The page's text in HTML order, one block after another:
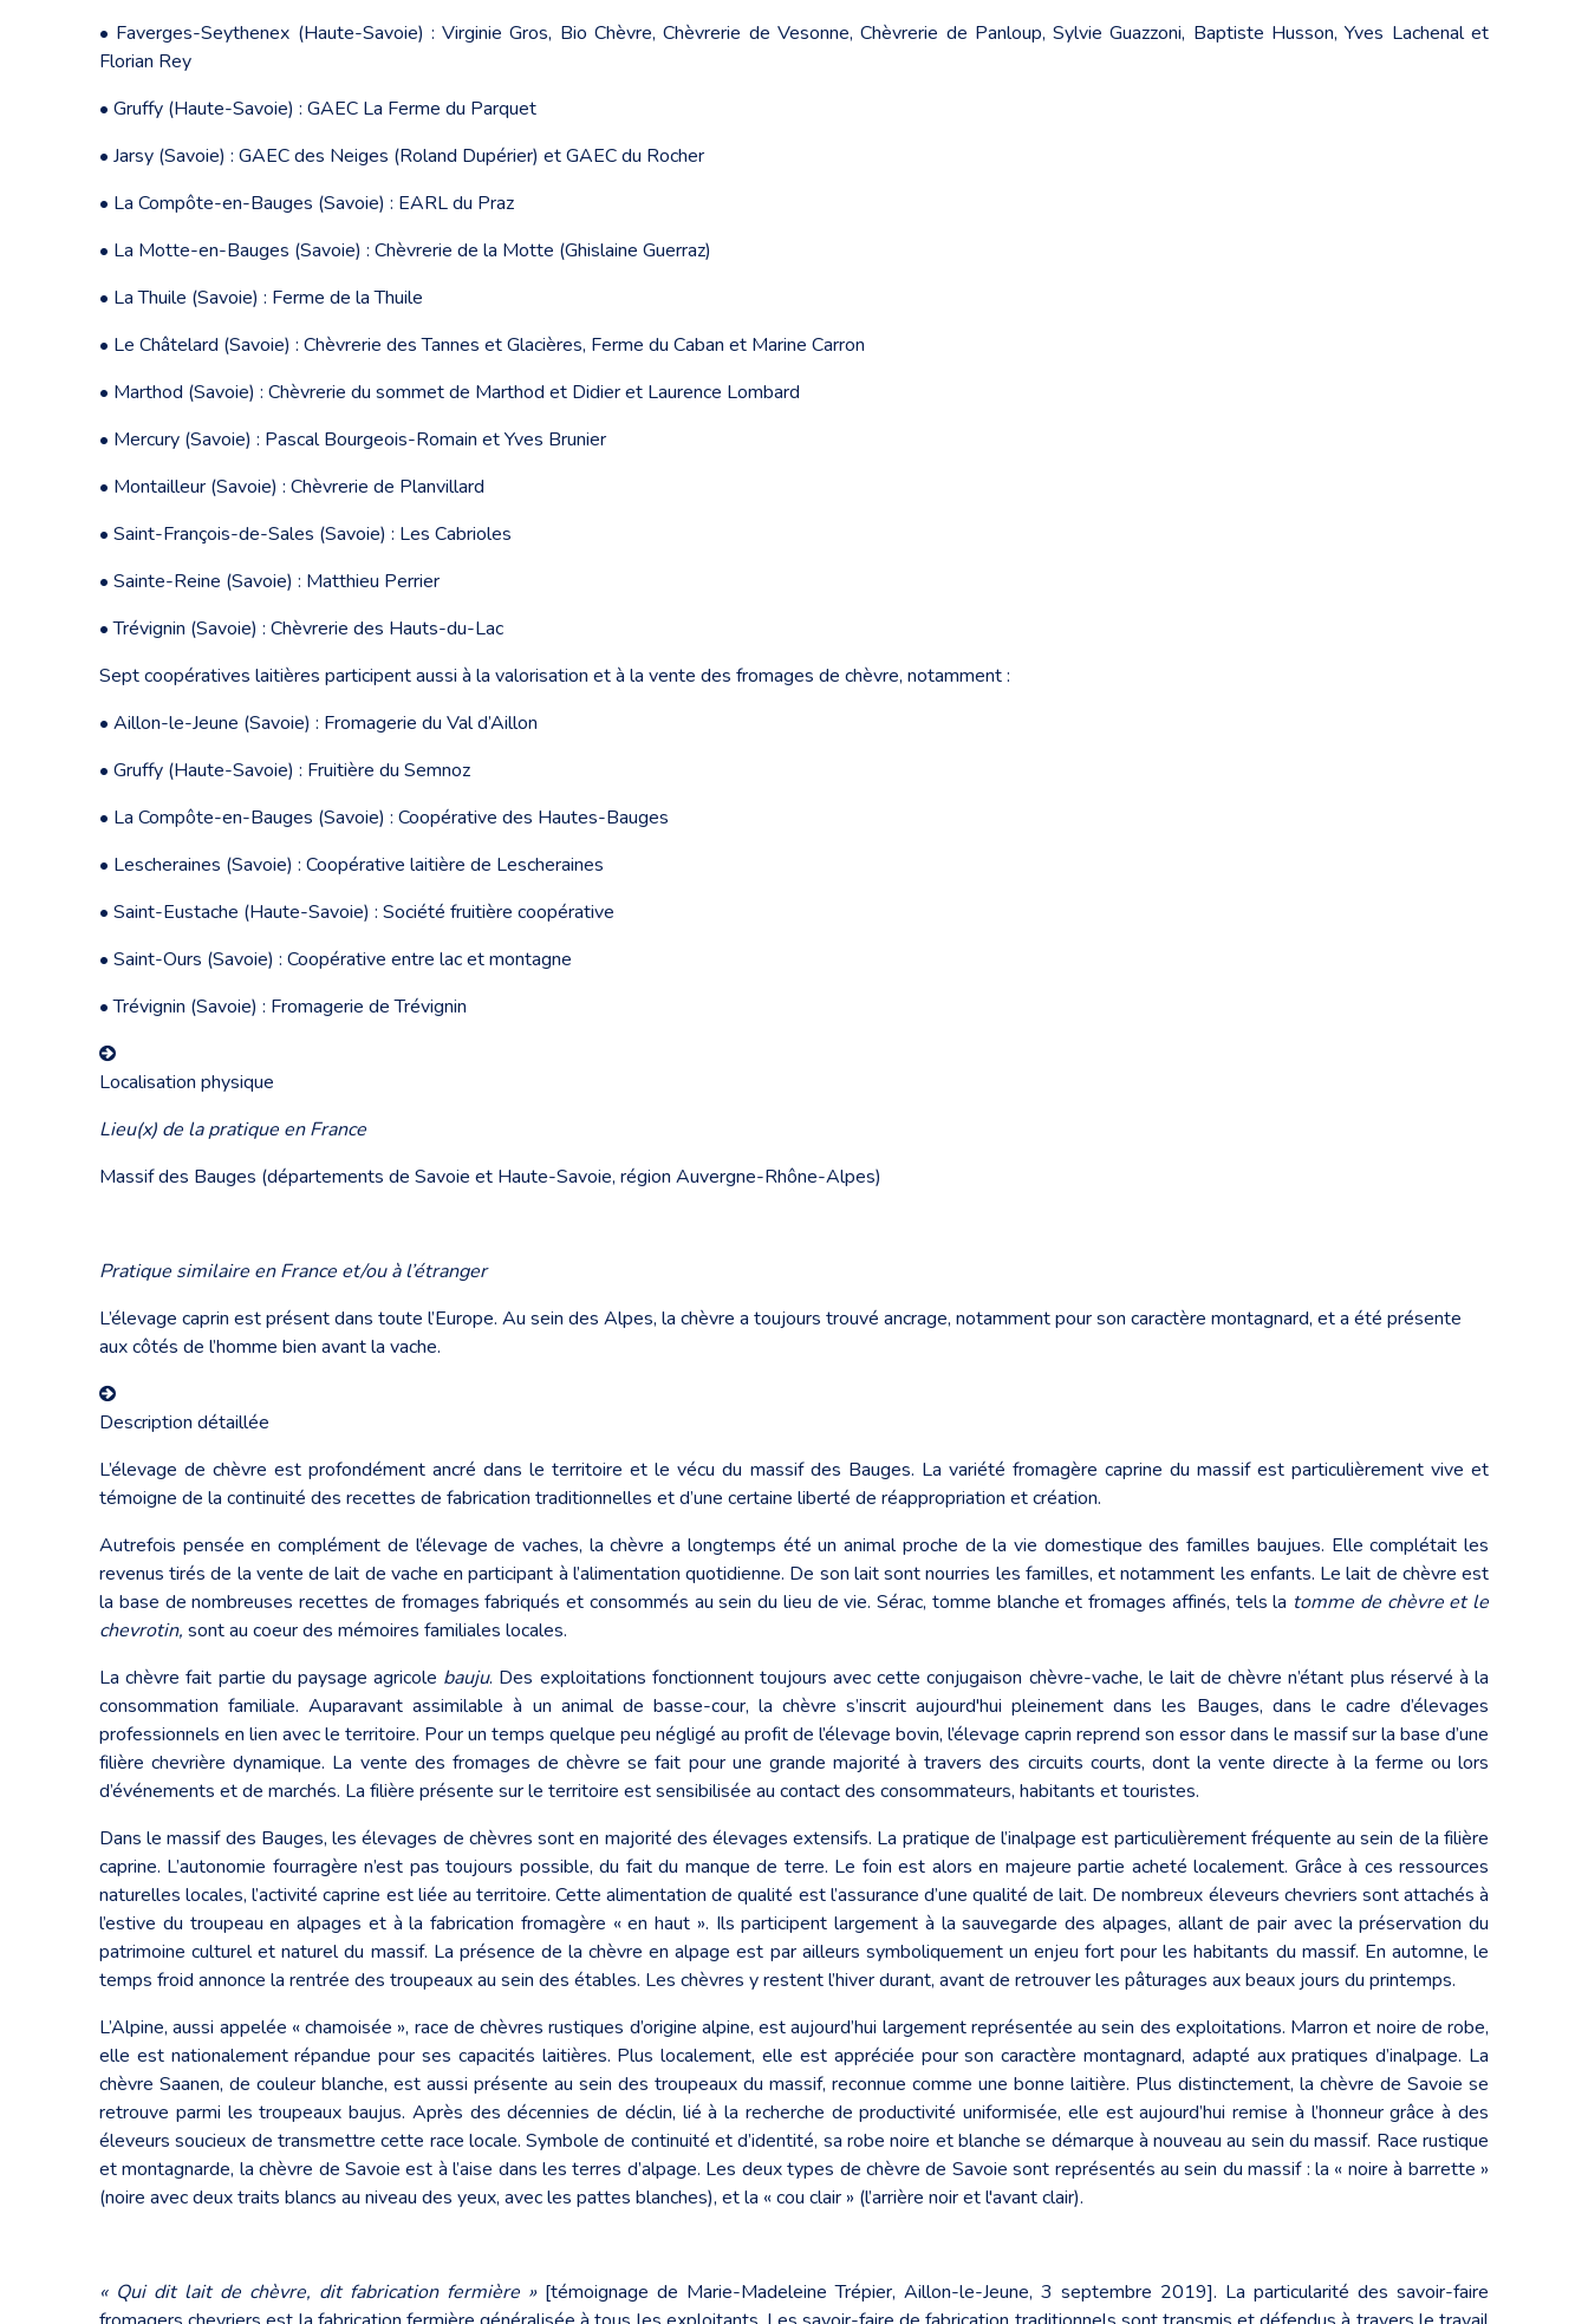
• Faverges-Seythenex (Haute-Savoie) : Virginie Gros, Bio Chèvre, Chèvrerie de Vesonne, Chèvrerie de Panloup, Sylvie Guazzoni, Baptiste Husson, Yves Lachenal et
Florian Rey
• Gruffy (Haute-Savoie) : GAEC La Ferme du Parquet
• Jarsy (Savoie) : GAEC des Neiges (Roland Dupérier) et GAEC du Rocher
• La Compôte-en-Bauges (Savoie) : EARL du Praz
• La Motte-en-Bauges (Savoie) : Chèvrerie de la Motte (Ghislaine Guerraz)
• La Thuile (Savoie) : Ferme de la Thuile
• Le Châtelard (Savoie) : Chèvrerie des Tannes et Glacières, Ferme du Caban et Marine Carron
• Marthod (Savoie) : Chèvrerie du sommet de Marthod et Didier et Laurence Lombard
• Mercury (Savoie) : Pascal Bourgeois-Romain et Yves Brunier
• Montailleur (Savoie) : Chèvrerie de Planvillard
• Saint-François-de-Sales (Savoie) : Les Cabrioles
• Sainte-Reine (Savoie) : Matthieu Perrier
• Trévignin (Savoie) : Chèvrerie des Hauts-du-Lac
Sept coopératives laitières participent aussi à la valorisation et à la vente des fromages de chèvre, notamment :
• Aillon-le-Jeune (Savoie) : Fromagerie du Val d’Aillon
• Gruffy (Haute-Savoie) : Fruitière du Semnoz
• La Compôte-en-Bauges (Savoie) : Coopérative des Hautes-Bauges
• Lescheraines (Savoie) : Coopérative laitière de Lescheraines
• Saint-Eustache (Haute-Savoie) : Société fruitière coopérative
• Saint-Ours (Savoie) : Coopérative entre lac et montagne
• Trévignin (Savoie) : Fromagerie de Trévignin
Localisation physique
Lieu(x) de la pratique en France
Massif des Bauges (départements de Savoie et Haute-Savoie, région Auvergne-Rhône-Alpes)
Pratique similaire en France et/ou à l’étranger
L’élevage caprin est présent dans toute l’Europe. Au sein des Alpes, la chèvre a toujours trouvé ancrage, notamment pour son caractère montagnard, et a été présente
aux côtés de l’homme bien avant la vache.
Description détaillée
L’élevage de chèvre est profondément ancré dans le territoire et le vécu du massif des Bauges. La variété fromagère caprine du massif est particulièrement vive et
témoigne de la continuité des recettes de fabrication traditionnelles et d’une certaine liberté de réappropriation et création.
Autrefois pensée en complément de l’élevage de vaches, la chèvre a longtemps été un animal proche de la vie domestique des familles baujues. Elle complétait les
revenus tirés de la vente de lait de vache en participant à l’alimentation quotidienne. De son lait sont nourries les familles, et notamment les enfants. Le lait de chèvre est
la base de nombreuses recettes de fromages fabriqués et consommés au sein du lieu de vie. Sérac, tomme blanche et fromages affinés, tels la tomme de chèvre et le
chevrotin, sont au coeur des mémoires familiales locales.
La chèvre fait partie du paysage agricole bauju. Des exploitations fonctionnent toujours avec cette conjugaison chèvre-vache, le lait de chèvre n’étant plus réservé à la
consommation familiale. Auparavant assimilable à un animal de basse-cour, la chèvre s’inscrit aujourd'hui pleinement dans les Bauges, dans le cadre d’élevages
professionnels en lien avec le territoire. Pour un temps quelque peu négligé au profit de l’élevage bovin, l’élevage caprin reprend son essor dans le massif sur la base d’une
filière chevrière dynamique. La vente des fromages de chèvre se fait pour une grande majorité à travers des circuits courts, dont la vente directe à la ferme ou lors
d’événements et de marchés. La filière présente sur le territoire est sensibilisée au contact des consommateurs, habitants et touristes.
Dans le massif des Bauges, les élevages de chèvres sont en majorité des élevages extensifs. La pratique de l’inalpage est particulièrement fréquente au sein de la filière
caprine. L’autonomie fourragère n’est pas toujours possible, du fait du manque de terre. Le foin est alors en majeure partie acheté localement. Grâce à ces ressources
naturelles locales, l’activité caprine est liée au territoire. Cette alimentation de qualité est l’assurance d’une qualité de lait. De nombreux éleveurs chevriers sont attachés à
l’estive du troupeau en alpages et à la fabrication fromagère « en haut ». Ils participent largement à la sauvegarde des alpages, allant de pair avec la préservation du
patrimoine culturel et naturel du massif. La présence de la chèvre en alpage est par ailleurs symboliquement un enjeu fort pour les habitants du massif. En automne, le
temps froid annonce la rentrée des troupeaux au sein des étables. Les chèvres y restent l’hiver durant, avant de retrouver les pâturages aux beaux jours du printemps.
L’Alpine, aussi appelée « chamoisée », race de chèvres rustiques d’origine alpine, est aujourd’hui largement représentée au sein des exploitations. Marron et noire de robe,
elle est nationalement répandue pour ses capacités laitières. Plus localement, elle est appréciée pour son caractère montagnard, adapté aux pratiques d’inalpage. La
chèvre Saanen, de couleur blanche, est aussi présente au sein des troupeaux du massif, reconnue comme une bonne laitière. Plus distinctement, la chèvre de Savoie se
retrouve parmi les troupeaux baujus. Après des décennies de déclin, lié à la recherche de productivité uniformisée, elle est aujourd’hui remise à l’honneur grâce à des
éleveurs soucieux de transmettre cette race locale. Symbole de continuité et d’identité, sa robe noire et blanche se démarque à nouveau au sein du massif. Race rustique
et montagnarde, la chèvre de Savoie est à l’aise dans les terres d’alpage. Les deux types de chèvre de Savoie sont représentés au sein du massif : la « noire à barrette »
(noire avec deux traits blancs au niveau des yeux, avec les pattes blanches), et la « cou clair » (l’arrière noir et l'avant clair).
« Qui dit lait de chèvre, dit fabrication fermière »[témoignage de Marie-Madeleine Trépier, Aillon-le-Jeune, 3 septembre 2019]. La particularité des savoir-faire